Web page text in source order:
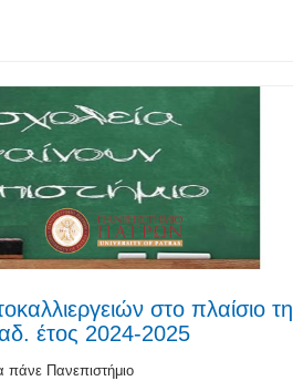
στο πλαίσιο
έτος 2024-2025
πάνε Πανεπιστήμιο